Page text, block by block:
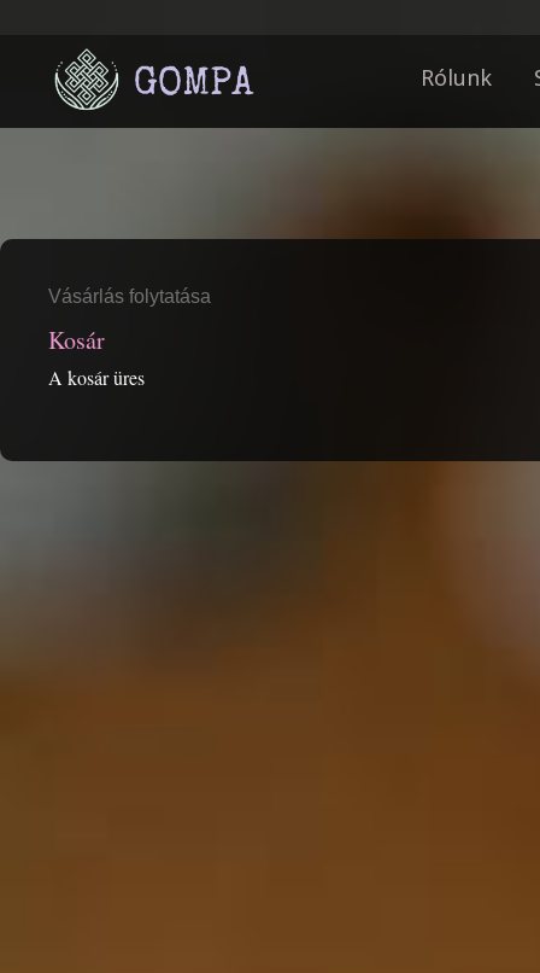
Rólunk
Vásárlás folytatása
Kosár
A kosár üres